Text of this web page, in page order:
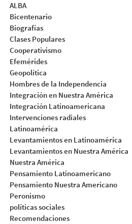
ALBA
Bicentenario
Biografías
Clases Populares
Cooperativismo
Efemérides
Geopolítica
Hombres de la Independencia
Integración en Nuestra América
Integración Latinoamericana
Intervenciones radiales
Latinoamérica
Levantamientos en Latinoamérica
Levantamientos en Nuestra América
Nuestra América
Pensamiento Latinoamericano
Pensamiento Nuestra Americano
Peronismo
políticas sociales
Recomendaciones